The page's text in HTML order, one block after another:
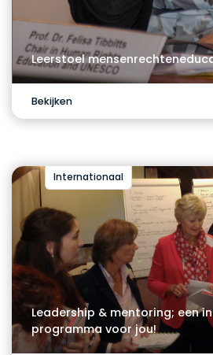
Leerstoel
Bekijken
Internationaal
Leadership & mentoring; een
programma voor jou!